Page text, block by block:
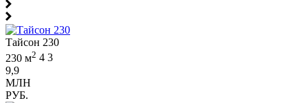
Тайсон 230
230 м2 4 3
9,9
МЛН
РУБ.